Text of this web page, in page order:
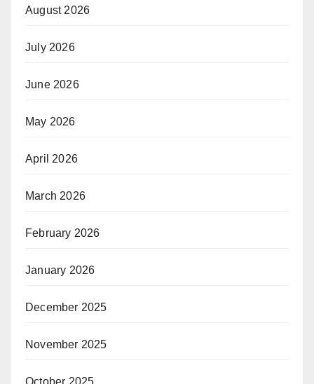
August 2026
July 2026
June 2026
May 2026
April 2026
March 2026
February 2026
January 2026
December 2025
November 2025
October 2025